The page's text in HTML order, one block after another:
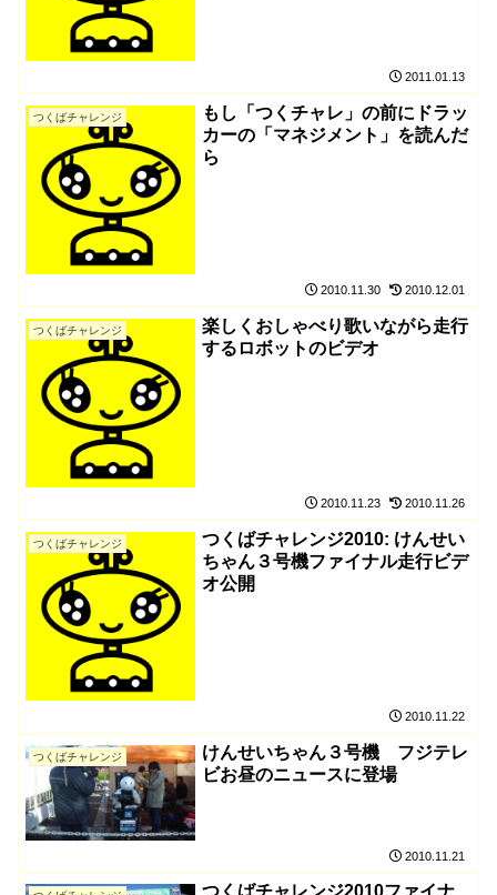
2011.01.13
つくばチャレンジ
もし「つくチャレ」の前にドラッ
カーの「マネジメント」を読んだ
ら
2010.11.30 2010.12.01
つくばチャレンジ
楽しくおしゃべり歌いながら走行
するロボットのビデオ
2010.11.23 2010.11.26
つくばチャレンジ
つくばチャレンジ2010: けんせい
ちゃん３号機ファイナル走行ビデ
オ公開
2010.11.22
つくばチャレンジ
けんせいちゃん３号機 フジテレ
ビお昼のニュースに登場
2010.11.21
つくばチャレンジ2010ファイナ